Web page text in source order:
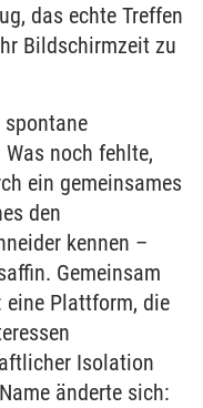
das echte Treffen
Bildschirmzeit zu
spontane
noch fehlte,
ein gemeinsames
den
kennen –
Gemeinsam
eine Plattform, die
Isolation
änderte sich: